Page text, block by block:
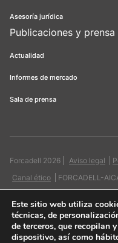
Asesoría jurídica
Publicaciones y prensa
Actualidad
Informes de mercado
Sala de prensa
Forcadell 2026 Aviso legal
Canal ético
FORCADELL-
Este sitio web utiliza
técnicas, de
de terceros, que recopilan
dispositivo, así como